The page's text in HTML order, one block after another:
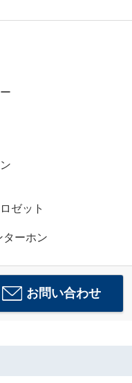
ゼット
ターホン
お問い合わせ